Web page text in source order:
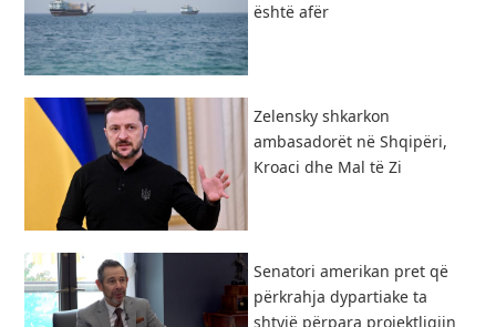
është afër
Zelensky shkarkon
ambasadorët në Shqipëri,
Kroaci dhe Mal të Zi
Senatori amerikan pret që
përkrahja dypartiake ta
shtyjë përpara projektligjin